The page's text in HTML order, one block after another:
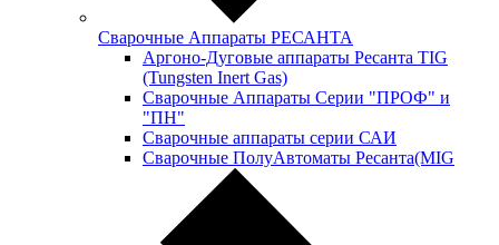
Сварочные Аппараты РЕСАНТА
Аргоно-Дуговые аппараты Ресанта TIG
(Tungsten Inert Gas)
Сварочные Аппараты Серии "ПРОФ" и
"ПН"
Сварочные аппараты серии САИ
Сварочные ПолуАвтоматы Ресанта(MIG